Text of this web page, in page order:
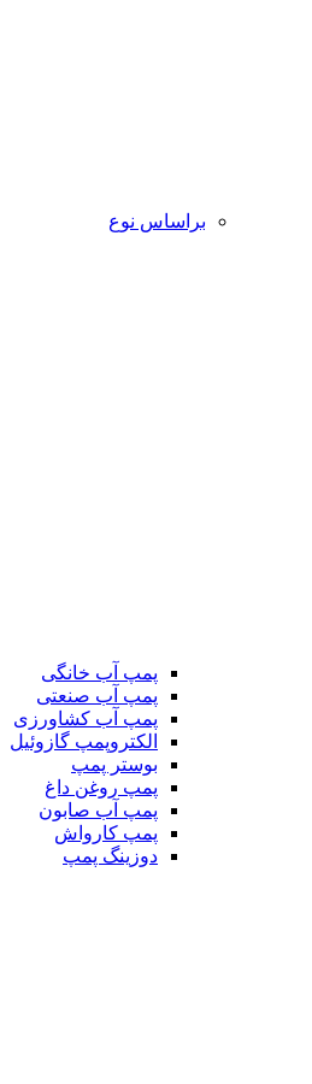
براساس نوع
پمپ آب خانگی
پمپ آب صنعتی
پمپ آب کشاورزی
الکتروپمپ گازوئیل
بوستر پمپ
پمپ روغن داغ
پمپ آب صابون
پمپ کارواش
دوزینگ پمپ